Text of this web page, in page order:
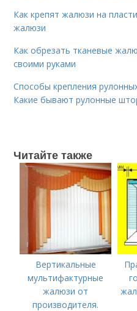
Как крепят жалюзи на
жалюзи
Как обрезать тканевые
своими руками
Способы крепления
Какие бывают рулонные
Читайте также
Вертикальные
мультифактурные
жалюзи от
производителя.